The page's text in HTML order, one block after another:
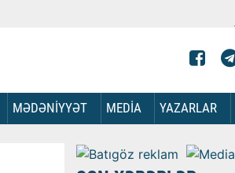
MƏDƏNİYYƏT MEDİA YAZARLAR